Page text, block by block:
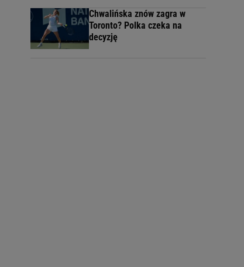
Chwalińska znów zagra w
Toronto? Polka czeka na
decyzję